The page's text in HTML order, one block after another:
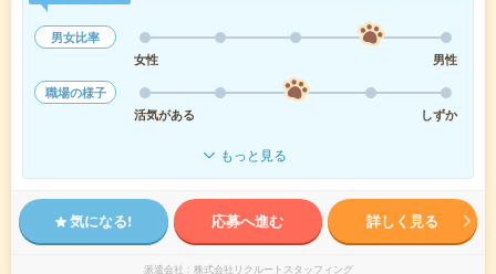
男女比率
女性
男性
職場の様子
活気がある
しずか
もっと見る
気になる! 応募へ進む 詳しく見る
派遣会社 株式会社リクルートスタッフィング